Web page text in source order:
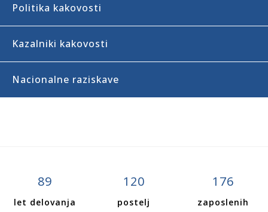
Politika kakovosti
Kazalniki kakovosti
Nacionalne raziskave
89
let delovanja
120
postelj
176
zaposlenih